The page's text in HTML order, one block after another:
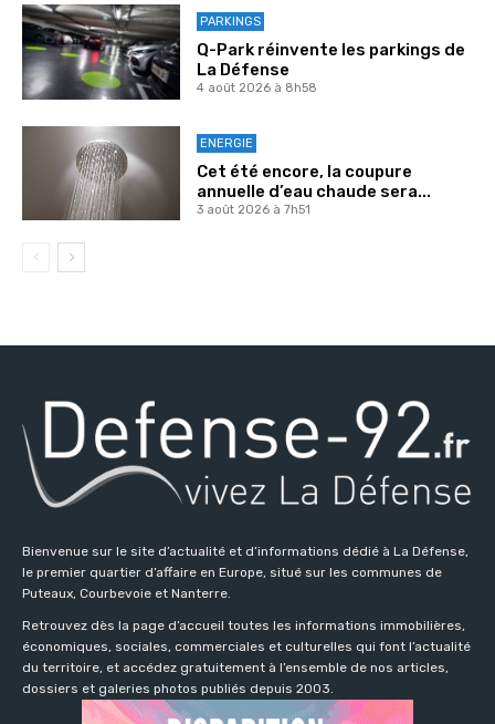
PARKINGS
Q-Park réinvente les parkings de
La Défense
4 août 2026 à 8h58
ENERGIE
Cet été encore, la coupure
annuelle d’eau chaude sera...
3 août 2026 à 7h51
Bienvenue sur le site d’actualité et d’informations dédié à La Défense,
le premier quartier d’affaire en Europe, situé sur les communes de
Puteaux, Courbevoie et Nanterre.
Retrouvez dès la page d’accueil toutes les informations immobilières,
économiques, sociales, commerciales et culturelles qui font l’actualité
du territoire, et accédez gratuitement à l’ensemble de nos articles,
dossiers et galeries photos publiés depuis 2003.